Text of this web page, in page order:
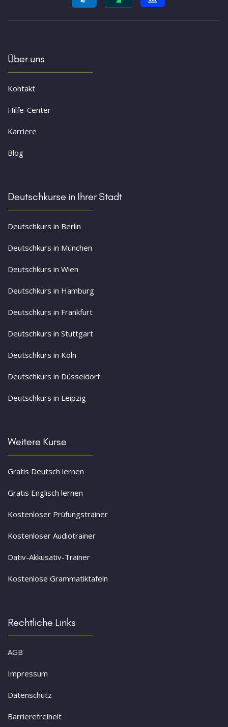
Über uns
Kontakt
Hilfe-Center
Karriere
Blog
Deutschkurse in Ihrer Stadt
Deutschkurs in Berlin
Deutschkurs in München
Deutschkurs in Wien
Deutschkurs in Hamburg
Deutschkurs in Frankfurt
Deutschkurs in Stuttgart
Deutschkurs in Köln
Deutschkurs in Düsseldorf
Deutschkurs in Leipzig
Weitere Kurse
Gratis Deutsch lernen
Gratis Englisch lernen
Kostenloser Prüfungstrainer
Kostenloser Audiotrainer
Dativ-Akkusativ-Trainer
Kostenlose Grammatiktafeln
Rechtliche Links
AGB
Impressum
Datenschutz
Barrierefreiheit